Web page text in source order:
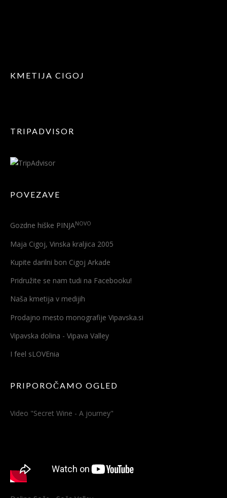
KMETIJA CIGOJ
TRIPADVISOR
POVEZAVE
Gozdne hiške PINJANOVO
Maja Cigoj, Vinska kraljica 2005
Kupite darilni bon Cigoj Arkade
Pridružite se nam tudi na Facebooku!
Naša kmetija v medijih
Prodajno mesto monografije Vipavska.si
Vipavska dolina - Vipava Valley
I feel sLOVEnia
PRIPOROČAMO OGLED
Video "Secret Wine - A journey"